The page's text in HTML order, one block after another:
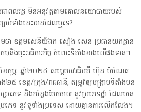
ប្រជាពលរដ្ឋ មិនអនុវត្តតាមគោលនយោបាយរបស់
បាប់ទាំងនេះបានដែលឬទេ?
មថា ឧត្តមសេនីយ៍ឯក សៀង សេន ប្រធានយកដ្ឋាន
មនិងចុះអធិការកិច្ច ចំពោះទីតាំងខាងលើផងទាន។
កុម្ភៈ ឆ្នាំ២០២៤ សម្តេចបវរធិបតី ហ៊ុន ម៉ាណែត
២៥ ខេត្ត/ក្រុង/រាជធានី, តម្រូវឲ្យបង្រ្កាបទីតាំងបន
េទ និងកន្លែងចែកចាយ នូវប្រភេទថ្នាំ ដែលមាន
ភេទ នូវទូទាំងប្រទេស ដោយគ្មានការលើកលែង។